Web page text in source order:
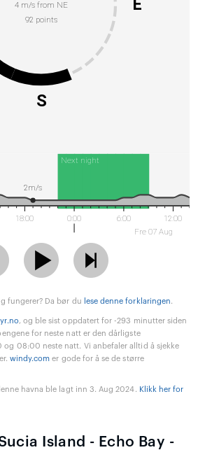
4 m/s from NE
92 points
E
S
Next night
18:00 0:00 6:00
12:00
Fre 07 Aug
2m/s
fungerer? Da bør du lese denne forklaringen.
yr.no, og ble sist oppdatert for -293 minutter siden
for neste natt er den dårligste
og 08:00 neste natt. Vi anbefaler alltid å sjekke
windy.com er gode for å se de større
havna ble lagt inn 3. Aug 2024. Klikk her for
Island - Echo Bay -